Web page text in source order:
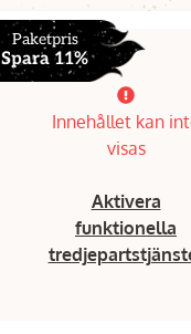
Paketpris
Spara 11%
Innehållet kan
visas
Aktivera
funktionella